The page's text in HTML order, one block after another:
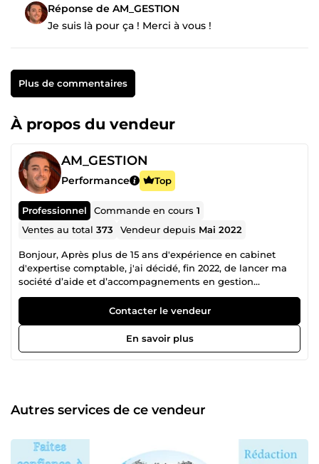
Réponse de AM_GESTION
Je suis là pour ça ! Merci à vous !
Plus de commentaires
À propos du vendeur
AM_GESTION
Performance Top
Professionnel Commande en cours1
Ventes au total373 Vendeur depuis Mai 2022
Bonjour, Après plus de 15 ans d'expérience en cabinet
d'expertise comptable, j'ai décidé, fin 2022, de lancer ma
société d’aide et d’accompagnements en gestion
administrative. Je mets mes compétences à votre
disposition afin de répondre efficacement à vos besoins.
Rigueur professionnelle et satisfaction de mes clients sont
Contacter le vendeur
En savoir plus
Autres services de ce vendeur